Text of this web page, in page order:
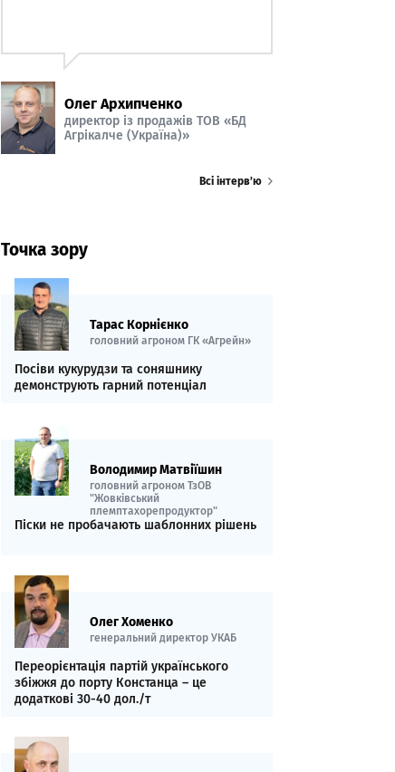
Олег Архипченко
директор із продажів ТОВ «БД
Агрікалче (Україна)»
Всі інтерв’ю
Точка зору
Тарас Корнієнко
головний агроном ГК «Агрейн»
Посіви кукурудзи та соняшнику
демонструють гарний потенціал
Володимир Матвіїшин
головний агроном ТзОВ
"Жовківський
племптахорепродуктор"
Піски не пробачають шаблонних рішень
Олег Хоменко
генеральний директор УКАБ
Переорієнтація партій українського
збіжжя до порту Констанца – це
додаткові 30-40 дол./т